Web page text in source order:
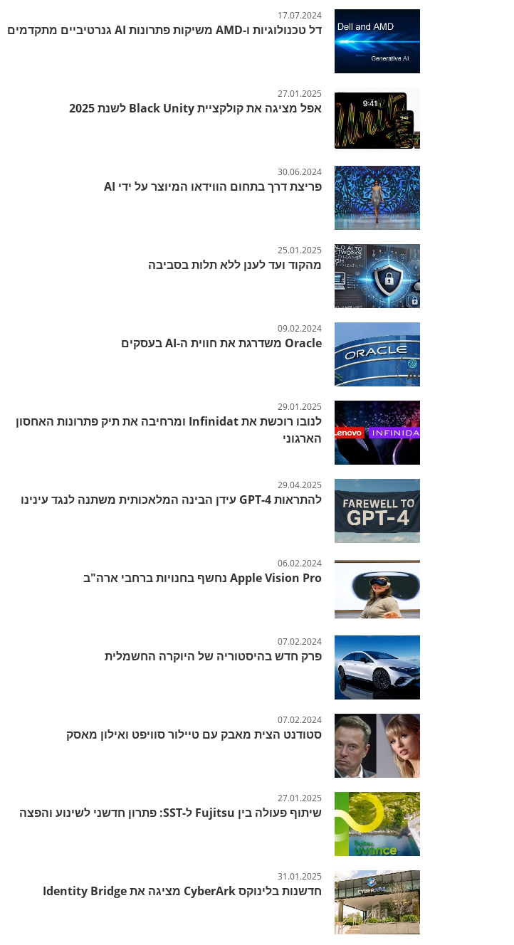
17.07.2024
דל טכנולוגיות ו-AMD משיקות פתרונות AI גנרטיביים מתקדמים
27.01.2025
אפל מציגה את קולקציית Black Unity לשנת 2025
30.06.2024
פריצת דרך בתחום הווידאו המיוצר על ידי AI
25.01.2025
מהקוד ועד לענן ללא תלות בסביבה
09.02.2024
Oracle משדרגת את חווית ה-AI בעסקים
29.01.2025
לנובו רוכשת את Infinidat ומרחיבה את תיק פתרונות האחסון
הארגוני
29.04.2025
להתראות GPT-4 עידן הבינה המלאכותית משתנה לנגד עינינו
06.02.2024
Apple Vision Pro נחשף בחנויות ברחבי ארה"ב
07.02.2024
פרק חדש בהיסטוריה של היוקרה החשמלית
07.02.2024
סטודנט הצית מאבק עם טיילור סוויפט ואילון מאסק
27.01.2025
שיתוף פעולה בין Fujitsu ל-SST: פתרון חדשני לשינוע והפצה
31.01.2025
חדשנות בלינוקס CyberArk מציגה את Identity Bridge